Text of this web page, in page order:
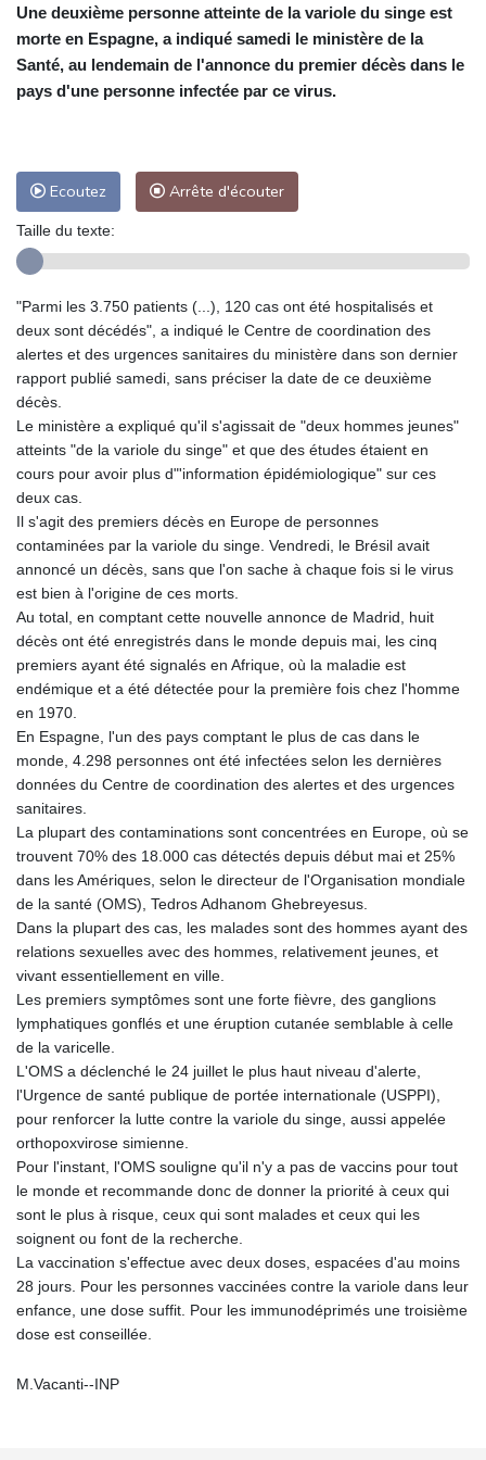
Une deuxième personne atteinte de la variole du singe est
morte en Espagne, a indiqué samedi le ministère de la
Santé, au lendemain de l'annonce du premier décès dans le
pays d'une personne infectée par ce virus.
Ecoutez Arrête d'écouter
Taille du texte:
"Parmi les 3.750 patients (...), 120 cas ont été hospitalisés et
deux sont décédés", a indiqué le Centre de coordination des
alertes et des urgences sanitaires du ministère dans son dernier
rapport publié samedi, sans préciser la date de ce deuxième
décès.
Le ministère a expliqué qu'il s'agissait de "deux hommes jeunes"
atteints "de la variole du singe" et que des études étaient en
cours pour avoir plus d"'information épidémiologique" sur ces
deux cas.
Il s'agit des premiers décès en Europe de personnes
contaminées par la variole du singe. Vendredi, le Brésil avait
annoncé un décès, sans que l'on sache à chaque fois si le virus
est bien à l'origine de ces morts.
Au total, en comptant cette nouvelle annonce de Madrid, huit
décès ont été enregistrés dans le monde depuis mai, les cinq
premiers ayant été signalés en Afrique, où la maladie est
endémique et a été détectée pour la première fois chez l'homme
en 1970.
En Espagne, l'un des pays comptant le plus de cas dans le
monde, 4.298 personnes ont été infectées selon les dernières
données du Centre de coordination des alertes et des urgences
sanitaires.
La plupart des contaminations sont concentrées en Europe, où se
trouvent 70% des 18.000 cas détectés depuis début mai et 25%
dans les Amériques, selon le directeur de l'Organisation mondiale
de la santé (OMS), Tedros Adhanom Ghebreyesus.
Dans la plupart des cas, les malades sont des hommes ayant des
relations sexuelles avec des hommes, relativement jeunes, et
vivant essentiellement en ville.
Les premiers symptômes sont une forte fièvre, des ganglions
lymphatiques gonflés et une éruption cutanée semblable à celle
de la varicelle.
L'OMS a déclenché le 24 juillet le plus haut niveau d'alerte,
l'Urgence de santé publique de portée internationale (USPPI),
pour renforcer la lutte contre la variole du singe, aussi appelée
orthopoxvirose simienne.
Pour l'instant, l'OMS souligne qu'il n'y a pas de vaccins pour tout
le monde et recommande donc de donner la priorité à ceux qui
sont le plus à risque, ceux qui sont malades et ceux qui les
soignent ou font de la recherche.
La vaccination s'effectue avec deux doses, espacées d'au moins
28 jours. Pour les personnes vaccinées contre la variole dans leur
enfance, une dose suffit. Pour les immunodéprimés une troisième
dose est conseillée.
M.Vacanti--INP